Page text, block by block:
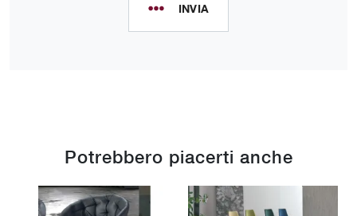
INVIA
Potrebbero piacerti anche